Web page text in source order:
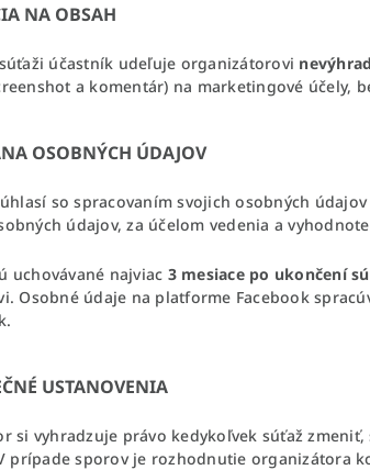
NA OBSAH
účastník udeľuje organizátorovi
a komentár) na marketingové účely,
OSOBNÝCH ÚDAJOV
so spracovaním svojich osobných
údajov, za účelom vedenia a
uchovávané najviac 3 mesiace po ukončení
Osobné údaje na platforme Facebook
USTANOVENIA
si vyhradzuje právo kedykoľvek súťaž
prípade sporov je rozhodnutie organizátora